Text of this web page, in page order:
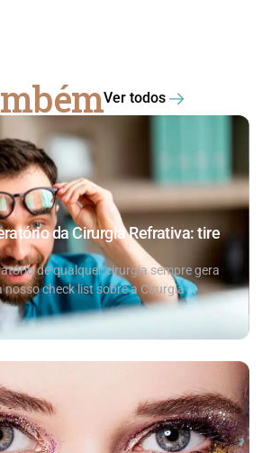
Ver todos
da Cirurgia Refrativa: tire
de qualquer cirurgia sempre gera
nosso check list sobre a Cirurgia